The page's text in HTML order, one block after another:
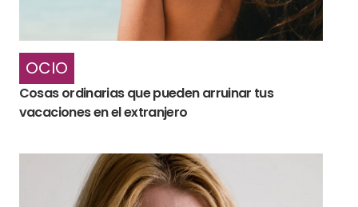
OCIO
Cosas ordinarias que pueden arruinar tus
vacaciones en el extranjero